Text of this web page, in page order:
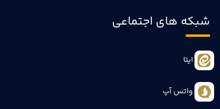
شبکه های اجتماعی
ایتا
واتس آپ